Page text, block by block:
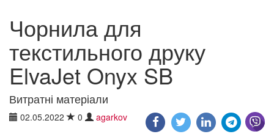
Чорнила для
текстильного друку
ElvaJet Onyx SB
Витратні матеріали
02.05.2022 0 agarkov